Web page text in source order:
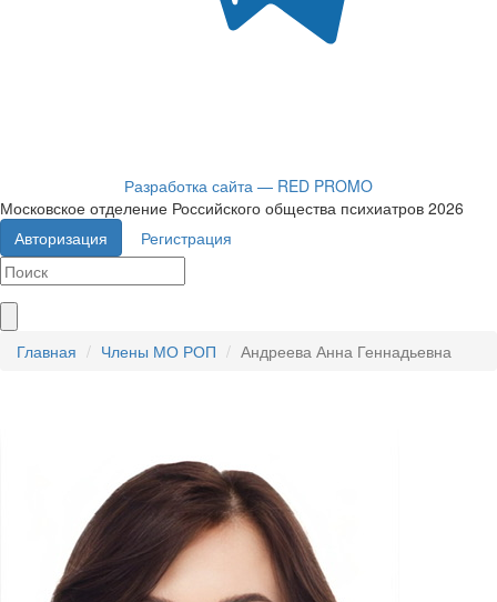
Разработка сайта — RED PROMO
Московское отделение Российского общества психиатров 2026
Авторизация
Регистрация
Главная Члены МО РОП Андреева Анна Геннадьевна